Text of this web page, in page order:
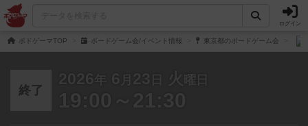
ログイン
ボドゲーマTOP ボードゲーム会/イベント情報 東京都のボードゲーム会
終了
2026 年 6 月 23 日 火 曜日
19:00～21:30